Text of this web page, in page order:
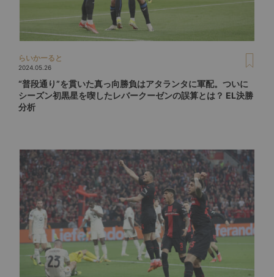
らいかーると
2024.05.26
“普段通り”を貫いた真っ向勝負はアタランタに軍配。ついに
シーズン初黒星を喫したレバークーゼンの誤算とは？ EL決勝
分析